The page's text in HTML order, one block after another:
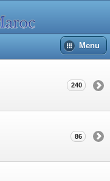
Menu
240
86